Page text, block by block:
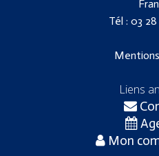
Tél : 03
Liens
Mon